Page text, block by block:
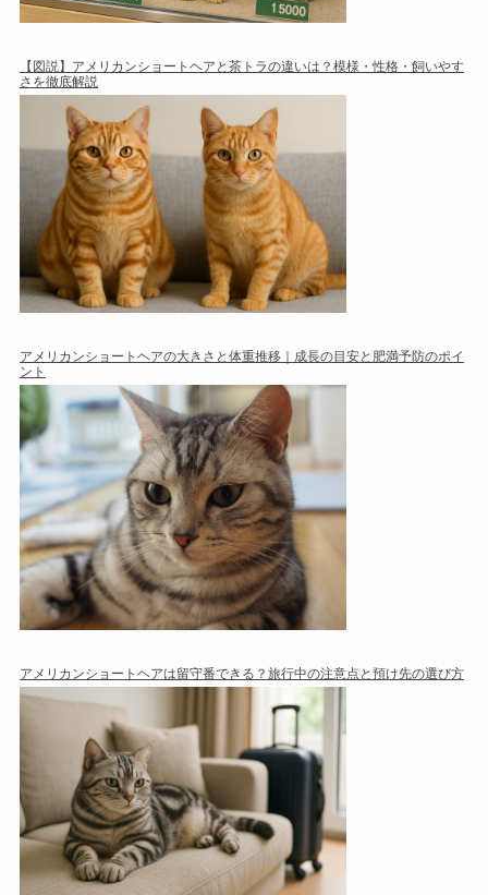
【図説】アメリカンショートヘアと茶トラの違いは？模様・性格・飼いやす
さを徹底解説
アメリカンショートヘアの大きさと体重推移｜成長の目安と肥満予防のポイ
ント
アメリカンショートヘアは留守番できる？旅行中の注意点と預け先の選び方